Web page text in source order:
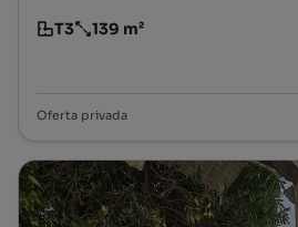
Tipologia
T3
Preço por metro quadrado
139 m²
Oferta privada